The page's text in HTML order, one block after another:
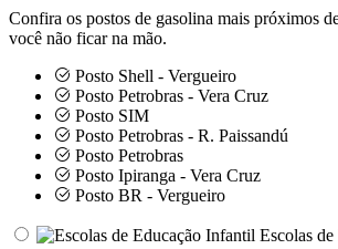
Confira os postos de gasolina mais próximos
você não ficar na mão.
Posto Shell - Vergueiro
Posto Petrobras - Vera Cruz
Posto SIM
Posto Petrobras - R. Paissandú
Posto Petrobras
Posto Ipiranga - Vera Cruz
Posto BR - Vergueiro
Escolas